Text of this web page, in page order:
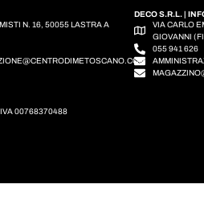
N. 16, 50055 LASTRA A
DECO S.R.L. |
VIA CARLO
GIOVANNI
055 941 626
00768370488